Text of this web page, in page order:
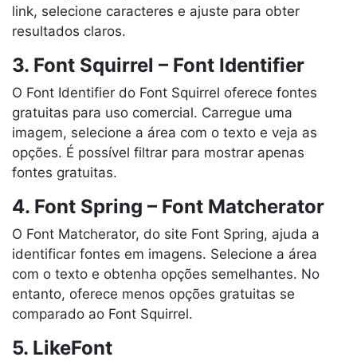
link, selecione caracteres e ajuste para obter
resultados claros.
3. Font Squirrel – Font Identifier
O Font Identifier do Font Squirrel oferece fontes
gratuitas para uso comercial. Carregue uma
imagem, selecione a área com o texto e veja as
opções. É possível filtrar para mostrar apenas
fontes gratuitas.
4. Font Spring – Font Matcherator
O Font Matcherator, do site Font Spring, ajuda a
identificar fontes em imagens. Selecione a área
com o texto e obtenha opções semelhantes. No
entanto, oferece menos opções gratuitas se
comparado ao Font Squirrel.
5. LikeFont